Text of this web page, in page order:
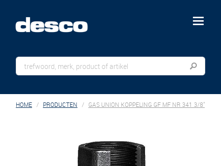
menu
HOME PRODUCTEN GAS UNION KOPPELING GF MF NR 341 3/8"